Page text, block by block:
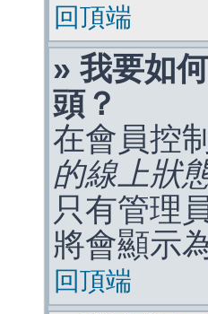
回頂端
» 我要如
頭？
在會員控
的線上狀
只有管理
將會顯示
回頂端